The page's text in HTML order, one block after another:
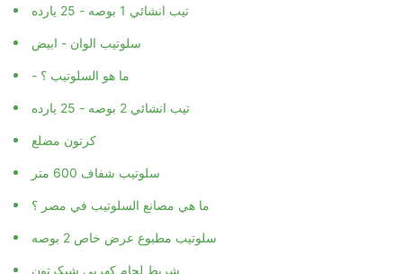
تيب انشائي 1 بوصه - 25 يارده
سلوتيب الوان - ابيض
- ما هو السلوتيب ؟
تيب انشائي 2 بوصه - 25 يارده
كرتون مضلع
سلوتيب شفاف 600 متر
ما هي مصانع السلوتيب في مصر ؟
سلوتيب مطبوع عرض خاص 2 بوصه